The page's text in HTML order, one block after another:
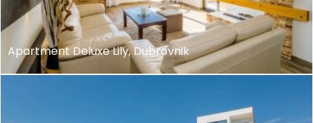
Apartment Deluxe Lily, Dubrovnik